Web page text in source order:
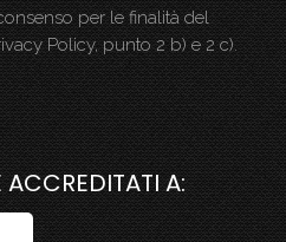
per le finalità del
Policy, punto 2 b) e 2 c).
A: